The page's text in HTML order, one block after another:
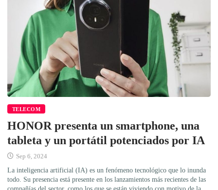
TELECOM
HONOR presenta un smartphone, una
tableta y un portátil potenciados por IA
Sep 6, 2024
La inteligencia artificial (IA) es un fenómeno tecnológico que lo inunda
todo. Su presencia está presente en los lanzamientos más recientes de las